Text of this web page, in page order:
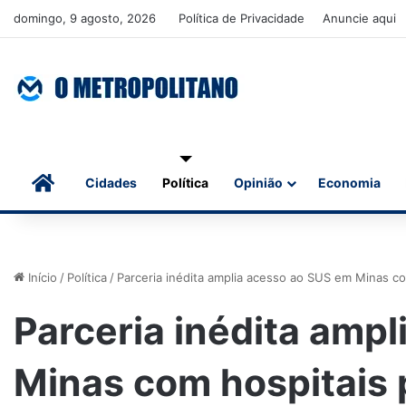
domingo, 9 agosto, 2026 Política de Privacidade Anuncie aqui
InícioCidades Política Opinião Economia
Início / Política / Parceria inédita amplia acesso ao SUS em Minas
Parceria inédita
Minas com hospitais